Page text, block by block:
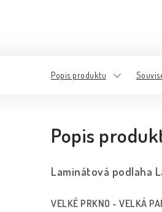
Popis produktu
Popis
Laminátová podlaha
VELKÉ PRKNO - VELKÁ